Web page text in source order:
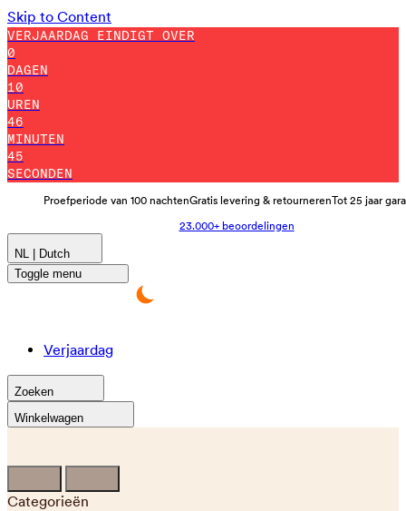
Skip to Content
VERJAARDAG EINDIGT OVER
0
DAGEN
10
UREN
46
MINUTEN
39
SECONDEN
Proefperiode van 100 nachtenGratis levering & retournerenTot 25 jaar
23.000+ beoordelingen
NL | Dutch
Toggle menu
Verjaardag
Zoeken
Winkelwagen
Categorieën